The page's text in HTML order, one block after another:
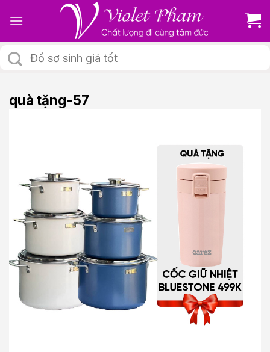
Tìm
kiếm:
quà tặng-57